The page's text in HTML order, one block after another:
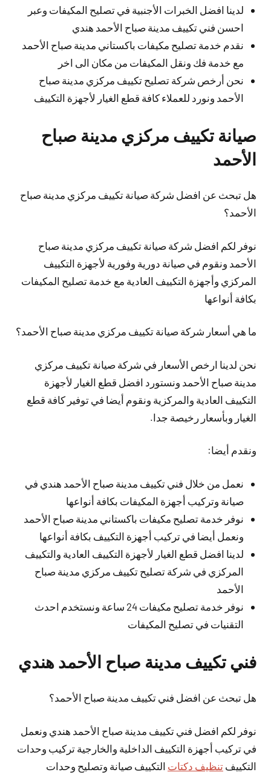
لدينا افضل الخبرات الأجنبية في تصليح المكيفات وعبر
احسن فني تكييف مدينة صباح الأحمد هندي
نقدم خدمة تصليح مكيفات باكستاني مدينة صباح الأحمد
مع خدمة فك ونقل المكيفات من مكان الى اخر
نحن أرخص شركة تصليح تكييف مركزي مدينة صباح
الأحمد ونورد للعملاء كافة قطع الغيار لأجهزة التكييف
صيانة تكييف مركزي مدينة صباح
الأحمد
هل تبحث عن افضل شركة صيانة تكييف مركزي مدينة صباح
الأحمد؟
نوفر لكم افضل شركة صيانة تكييف مركزي مدينة صباح
الأحمد ونقوم في صيانة دورية وفورية لأجهزة التكييف
المركزي وأجهزة التكييف العادية مع خدمة تصليح المكيفات
بكافة أنواعها
ما هي أسعار شركة صيانة تكييف مركزي مدينة صباح الأحمد؟
نحن لدينا ارخص الأسعار في شركة صيانة تكييف مركزي
مدينة صباح الأحمد ونستورد افضل قطع الغيار لأجهزة
التكييف العادية والمركزية ونقوم أيضا في توفير كافة قطع
الغيار وبأسعار رخيصة جدا.
ونقدم أيضا:
نعمل من خلال فني تكييف مدينة صباح الأحمد هندي في
صيانة وتركيب أجهزة المكيفات بكافة أنواعها
نوفر خدمة تصليح مكيفات باكستاني مدينة صباح الأحمد
ونعمل أيضا في تركيب أجهزة التكييف بكافة أنواعها
لدينا افضل قطع الغيار لأجهزة التكييف العادية والتكييف
المركزي في شركة تصليح تكييف مركزي مدينة صباح
الأحمد
نوفر خدمة تصليح مكيفات 24 ساعة ونستخدم احدث
التقنيات في تصليح المكيفات
فني تكييف مدينة صباح الأحمد هندي
هل تبحث عن افضل فني تكييف مدينة صباح الأحمد؟
نوفر لكم افضل فني تكييف مدينة صباح الأحمد هندي ونعمل
في تركيب أجهزة التكييف الداخلية والخارجية تركيب وحدات
التكييف تنظيف دكتات التكييف صيانة وتصليح وحدات